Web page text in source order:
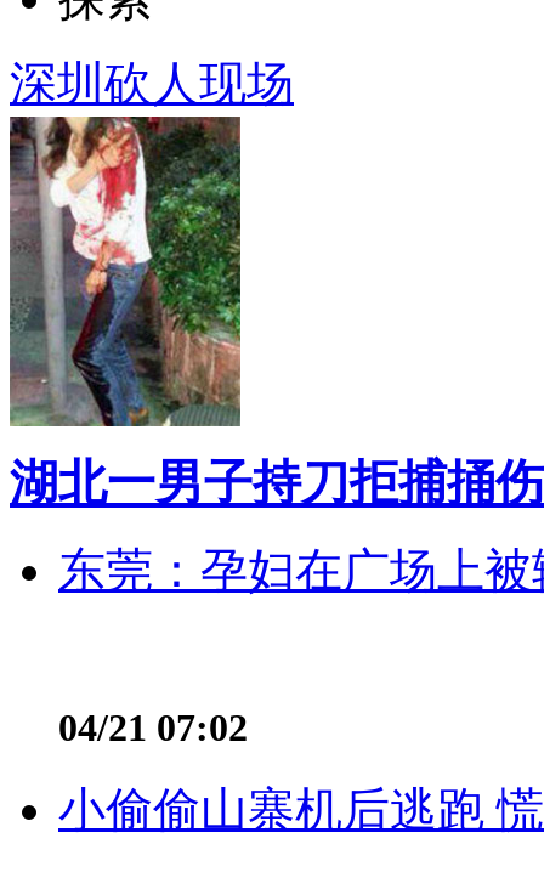
深圳砍人现场
湖北一男子持刀拒捕捅
东莞：孕妇在广场上
04/21 07:02
小偷偷山寨机后逃跑